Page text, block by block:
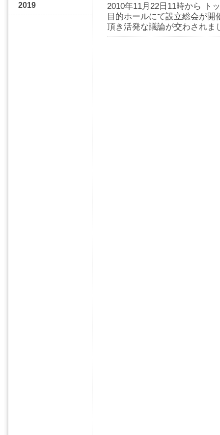
2019
2010年11月22日11時から ト
目的ホールにて設立総会が
頂き活発な議論が交わされま